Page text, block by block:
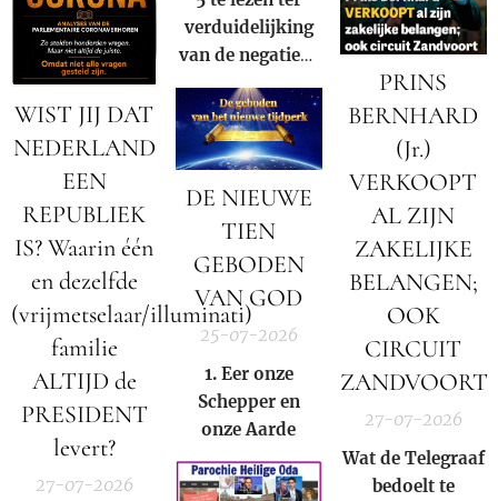
PRINS
BERNHARD
(Jr.)
VERKOOPT
AL ZIJN
ZAKELIJKE
BELANGEN;
OOK
CIRCUIT
ZANDVOORT
27-07-2026
Wat de Telegraaf
bedoelt te
WIST JIJ DAT
NEDERLAND
EEN
REPUBLIEK
IS? Waarin één
en dezelfde
(vrijmetselaar/illuminati)
familie
ALTIJD de
PRESIDENT
levert?
27-07-2026
verduidelijking
van de negatieve
rol en
samenzwering in
woord en beeld
van de Rooms-
Katholieke kerk
binnen onze
samenleving.
DE NIEUWE
TIEN
GEBODEN
VAN GOD
25-07-2026
1. Eer onze
Schepper en
onzeAarde